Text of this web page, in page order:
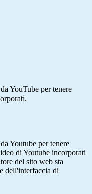
YouTube per tenere
Youtube per tenere
di Youtube incorporati
del sito web sta
dell'interfaccia di